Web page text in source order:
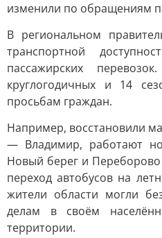
изменили по обращениям
В региональном
транспортной
пассажирских
круглогодичных и 14
просьбам граждан.
Например, восстановили
— Владимир, работают
Новый берег и
переход автобусов на
жители области могли
делам в своём
территории.